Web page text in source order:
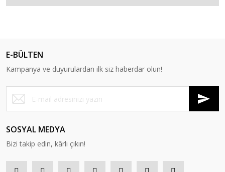
E-BÜLTEN
Kampanya ve duyurulardan ilk siz haberdar olun!
SOSYAL MEDYA
Bizi takip edin, kârlı çıkın!